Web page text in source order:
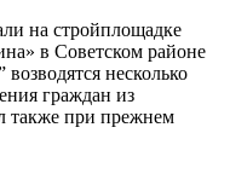
на стройплощадке
в Советском районе
несколько
граждан из
также при прежнем